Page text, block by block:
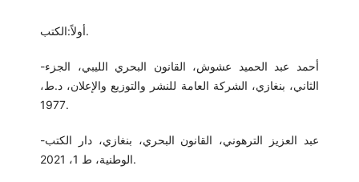
أولاً:الكتب.
-أحمد عبد الحميد عشوش، القانون البحري الليبي، الجزء
الثاني، بنغازي، الشركة العامة للنشر والتوزيع والإعلان، د.ط،
1977.
-عبد العزيز الترهوني، القانون البحري، بنغازي، دار الكتب
الوطنية، ط 1، 2021.